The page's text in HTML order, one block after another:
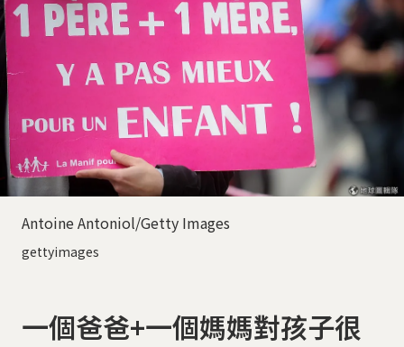
Antoine Antoniol/Getty Images
gettyimages
一個爸爸+一個媽媽對孩子很